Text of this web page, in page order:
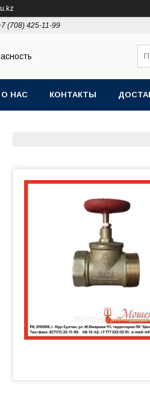
(708) 425-11-99
О НАС КОНТАКТЫ